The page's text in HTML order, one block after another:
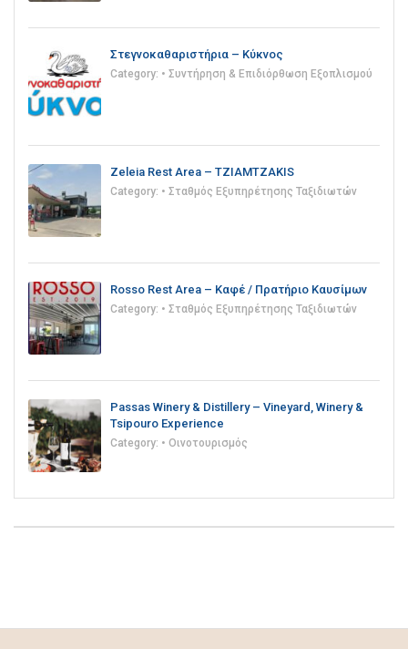
Στεγνοκαθαριστήρια – Κύκνος
Category: • Συντήρηση & Επιδιόρθωση Εξοπλισμού
Zeleia Rest Area – TZIAMTZAKIS
Category: • Σταθμός Εξυπηρέτησης Ταξιδιωτών
Rosso Rest Area – Καφέ / Πρατήριο Καυσίμων
Category: • Σταθμός Εξυπηρέτησης Ταξιδιωτών
Passas Winery & Distillery – Vineyard, Winery &
Tsipouro Experience
Category: • Οινοτουρισμός